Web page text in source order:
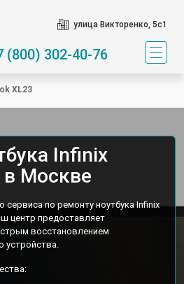
улица Викторенко, 5с1
(800) 302-40-76
XL23
Infinix
в Москве
сервиса по ремонту ноутбука Infinix
центр предоставляет
восстановлением
устройства.